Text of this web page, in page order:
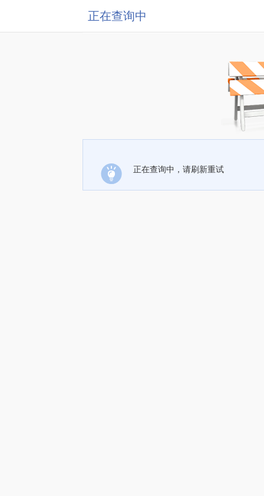
正在查询中
正在查询中，请刷新重试